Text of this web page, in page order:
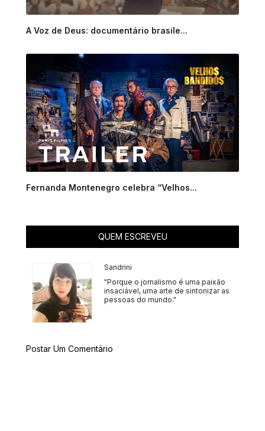
A Voz de Deus: documentário brasile...
Fernanda Montenegro celebra “Velhos...
QUEM ESCREVEU
Sandrini
"Porque o jornalismo é uma paixão
insaciável, uma arte de sintonizar as
pessoas do mundo."
Postar Um Comentário